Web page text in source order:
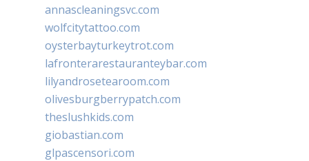
annascleaningsvc.com
wolfcitytattoo.com
oysterbayturkeytrot.com
lafronterarestauranteybar.com
lilyandrosetearoom.com
olivesburgberrypatch.com
theslushkids.com
giobastian.com
glpascensori.com